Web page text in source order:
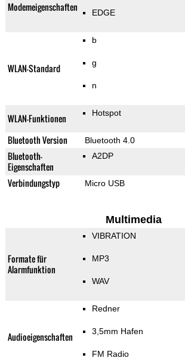
Modemeigenschaften EDGE
WLAN-Standard
b
g
n
WLAN-Funktionen Hotspot
Bluetooth Version Bluetooth 4.0
Bluetooth-
Eigenschaften
A2DP
Verbindungstyp Micro USB
Multimedia
Formate für
Alarmfunktion
VIBRATION
MP3
WAV
Audioeigenschaften
Redner
3,5mm Hafen
FM Radio